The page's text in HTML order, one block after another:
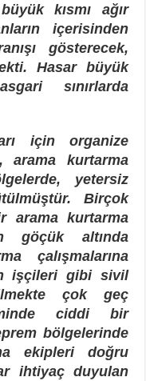
kısmı ağır
içerisinden
gösterecek,
Hasar büyük
sınırlarda
için organize
arama kurtarma
yetersiz
Birçok
arama kurtarma
göçük altında
çalışmalarına
işçileri gibi sivil
çok geç
ciddi bir
bölgelerinde
ekipleri doğru
ihtiyaç duyulan